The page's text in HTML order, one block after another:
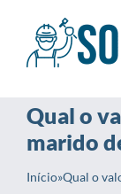
Qual o
marido
Início»Qual o